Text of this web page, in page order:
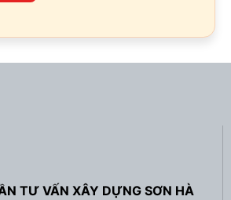
TƯ VẤN XÂY DỰNG SƠN HÀ